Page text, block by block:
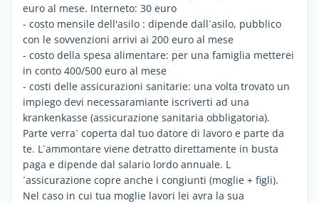
euro al mese. Interneto: 30 euro
- costo mensile dell'asilo : dipende dall`asilo, pubblico
con le sovvenzioni arrivi ai 200 euro al mese
- costo della spesa alimentare: per una famiglia metterei
in conto 400/500 euro al mese
- costi delle assicurazioni sanitarie: una volta trovato un
impiego devi necessaramiante iscriverti ad una
krankenkasse (assicurazione sanitaria obbligatoria).
Parte verra` coperta dal tuo datore di lavoro e parte da
te. L`ammontare viene detratto direttamente in busta
paga e dipende dal salario lordo annuale. L
´assicurazione copre anche i congiunti (moglie + figli).
Nel caso in cui tua moglie lavori lei avra la sua